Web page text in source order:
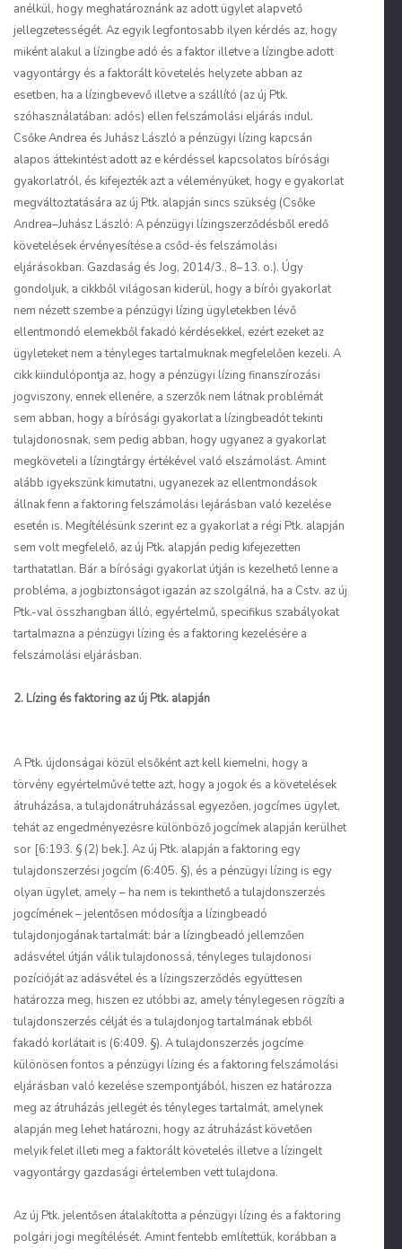
anélkül, hogy meghatároznánk az adott ügylet alapvető
jellegzetességét. Az egyik legfontosabb ilyen kérdés az, hogy
miként alakul a lízingbe adó és a faktor illetve a lízingbe adott
vagyontárgy és a faktorált követelés helyzete abban az
esetben, ha a lízingbevevő illetve a szállító (az új Ptk.
szóhasználatában: adós) ellen felszámolási eljárás indul.
Csőke Andrea és Juhász László a pénzügyi lízing kapcsán
alapos áttekintést adott az e kérdéssel kapcsolatos bírósági
gyakorlatról, és kifejezték azt a véleményüket, hogy e gyakorlat
megváltoztatására az új Ptk. alapján sincs szükség (Csőke
Andrea–Juhász László: A pénzügyi lízingszerződésből eredő
követelések érvényesítése a csőd-és felszámolási
eljárásokban. Gazdaság és Jog, 2014/3., 8–13. o.). Úgy
gondoljuk, a cikkből világosan kiderül, hogy a bírói gyakorlat
nem nézett szembe a pénzügyi lízing ügyletekben lévő
ellentmondó elemekből fakadó kérdésekkel, ezért ezeket az
ügyleteket nem a tényleges tartalmuknak megfelelően kezeli. A
cikk kiindulópontja az, hogy a pénzügyi lízing finanszírozási
jogviszony, ennek ellenére, a szerzők nem látnak problémát
sem abban, hogy a bírósági gyakorlat a lízingbeadót tekinti
tulajdonosnak, sem pedig abban, hogy ugyanez a gyakorlat
megköveteli a lízingtárgy értékével való elszámolást. Amint
alább igyekszünk kimutatni, ugyanezek az ellentmondások
állnak fenn a faktoring felszámolási lejárásban való kezelése
esetén is. Megítélésünk szerint ez a gyakorlat a régi Ptk. alapján
sem volt megfelelő, az új Ptk. alapján pedig kifejezetten
tarthatatlan. Bár a bírósági gyakorlat útján is kezelhető lenne a
probléma, a jogbiztonságot igazán az szolgálná, ha a Cstv. az új
Ptk.-val összhangban álló, egyértelmű, specifikus szabályokat
tartalmazna a pénzügyi lízing és a faktoring kezelésére a
felszámolási eljárásban.
2. Lízing és faktoring az új Ptk. alapján
A Ptk. újdonságai közül elsőként azt kell kiemelni, hogy a
törvény egyértelművé tette azt, hogy a jogok és a követelések
átruházása, a tulajdonátruházással egyezően, jogcímes ügylet,
tehát az engedményezésre különböző jogcímek alapján kerülhet
sor [6:193. § (2) bek.]. Az új Ptk. alapján a faktoring egy
tulajdonszerzési jogcím (6:405. §), és a pénzügyi lízing is egy
olyan ügylet, amely – ha nem is tekinthető a tulajdonszerzés
jogcímének – jelentősen módosítja a lízingbeadó
tulajdonjogának tartalmát: bár a lízingbeadó jellemzően
adásvétel útján válik tulajdonossá, tényleges tulajdonosi
pozícióját az adásvétel és a lízingszerződés együttesen
határozza meg, hiszen ez utóbbi az, amely ténylegesen rögzíti a
tulajdonszerzés célját és a tulajdonjog tartalmának ebből
fakadó korlátait is (6:409. §). A tulajdonszerzés jogcíme
különösen fontos a pénzügyi lízing és a faktoring felszámolási
eljárásban való kezelése szempontjából, hiszen ez határozza
meg az átruházás jellegét és tényleges tartalmát, amelynek
alapján meg lehet határozni, hogy az átruházást követően
melyik felet illeti meg a faktorált követelés illetve a lízingelt
vagyontárgy gazdasági értelemben vett tulajdona.
Az új Ptk. jelentősen átalakította a pénzügyi lízing és a faktoring
polgári jogi megítélését. Amint fentebb említettük, korábban a